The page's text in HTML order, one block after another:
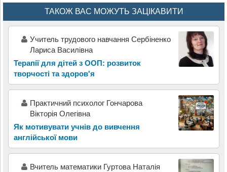
ТАКОЖ ВАС МОЖУТЬ ЗАЦІКАВИТИ
Учитель трудового навчання Сербіненко
Лариса Василівна
Терапії для дітей з ООП: розвиток
творчості та здоров'я
Практичний психолог Гончарова
Вікторія Олегівна
Як мотивувати учнів до вивчення
англійської мови
Вчитель математики Гуртова Наталія